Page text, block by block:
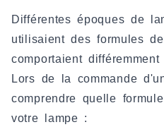
Différentes époques de
utilisaient des formules
comportaient
Lors de la commande
comprendre quelle
votre lampe :